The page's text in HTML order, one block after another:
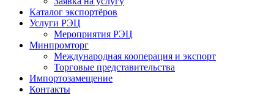
Каталог экспортёров
Услуги РЭЦ
Мероприятия РЭЦ
Минпромторг
Международная кооперация и экспорт
Торговые представительства
Импортозамещение
Контакты